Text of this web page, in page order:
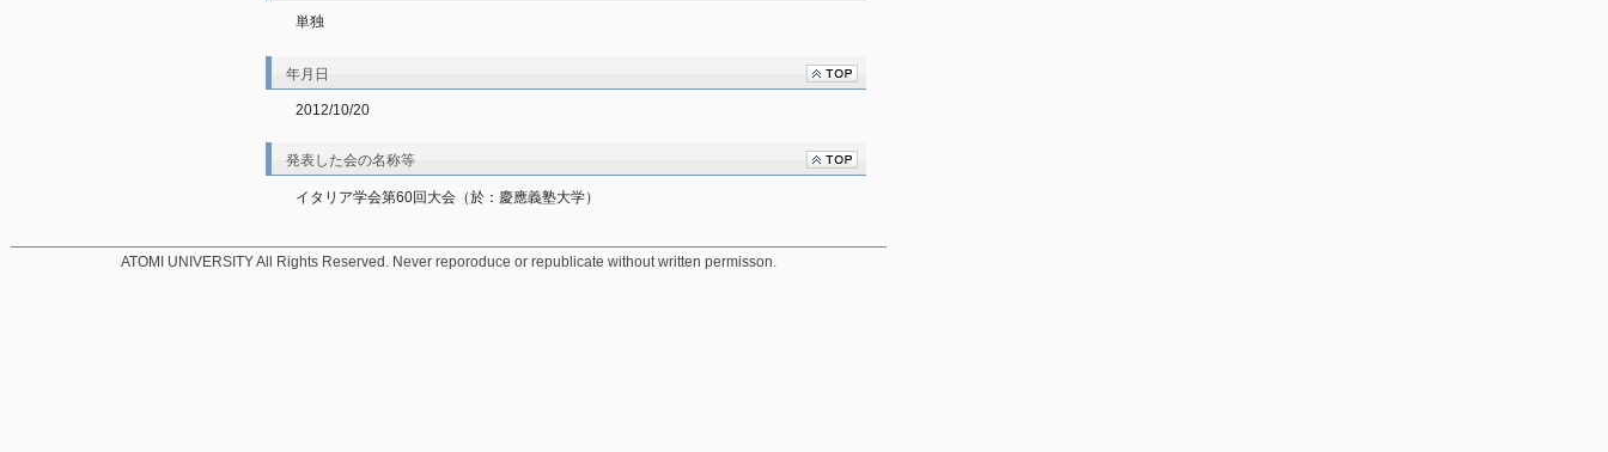
単独
年月日
2012/10/20
発表した会の名称等
イタリア学会第60回大会（於：慶應義塾大学）